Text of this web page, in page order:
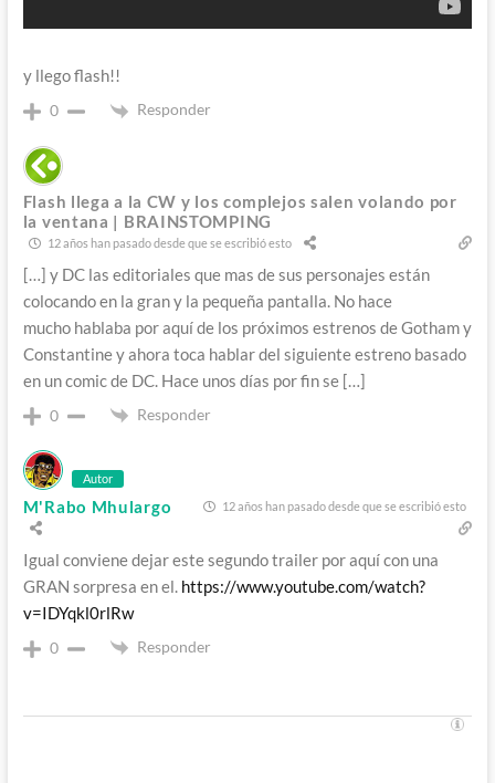
y llego flash!!
0 Responder
Flash llega a la CW y los complejos salen volando por
la ventana | BRAINSTOMPING
12 años han pasado desde que se escribió esto
[…] y DC las editoriales que mas de sus personajes están
colocando en la gran y la pequeña pantalla. No hace
mucho hablaba por aquí de los próximos estrenos de Gotham y
Constantine y ahora toca hablar del siguiente estreno basado
en un comic de DC. Hace unos días por fin se […]
0 Responder
Autor
M'Rabo Mhulargo 12 años han pasado desde que se escribió esto
Igual conviene dejar este segundo trailer por aquí con una
GRAN sorpresa en el. https://www.youtube.com/watch?
v=IDYqkl0rlRw
0 Responder